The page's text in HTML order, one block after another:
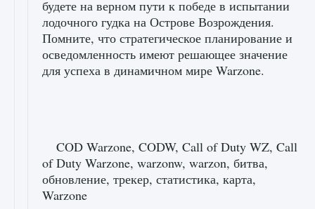
будете на верном пути к победе в испытании
лодочного гудка на Острове Возрождения.
Помните, что стратегическое планирование и
осведомленность имеют решающее значение
для успеха в динамичном мире Warzone.
COD Warzone, CODW, Call of Duty WZ, Call
of Duty Warzone, warzonw, warzon, битва,
обновление, трекер, статистика, карта,
Warzone